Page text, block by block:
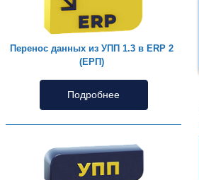
Перенос данных из УПП 1.3 в ERP 2
(ЕРП)
Подробнее